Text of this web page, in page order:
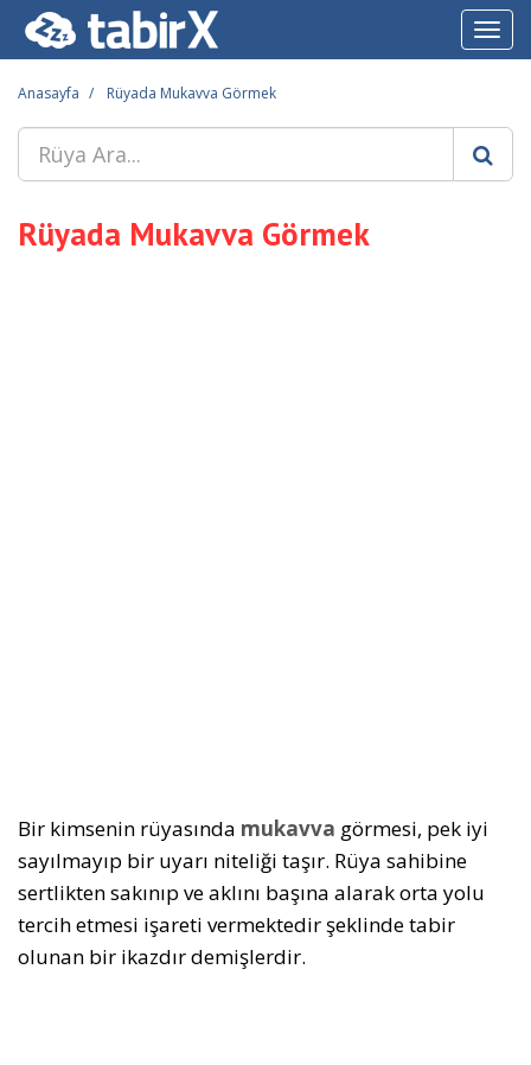
Anasayfa Rüyada Mukavva Görmek
Rüyada Mukavva Görmek
Bir kimsenin rüyasında mukavva görmesi, pek iyi
sayılmayıp bir uyarı niteliği taşır. Rüya sahibine
sertlikten sakınıp ve aklını başına alarak orta yolu
tercih etmesi işareti vermektedir şeklinde tabir
olunan bir ikazdır demişlerdir.